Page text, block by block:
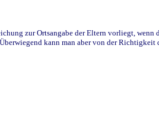
zur Ortsangabe der Eltern vorliegt, wenn
kann man aber von der Richtigkeit